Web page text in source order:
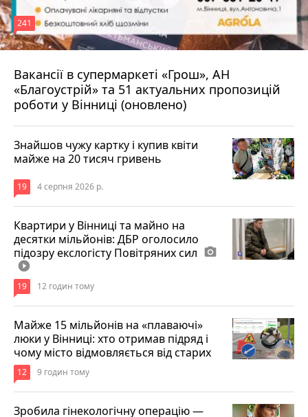
Вакансії в супермаркеті «Грош», АН
«Благоустрій» та 51 актуальних пропозицій
роботи у Вінниці (оновлено)
241
4 серпня 2026 р.
Знайшов чужу картку і купив квіти
майже на 20 тисяч гривень
19 4 серпня 2026 р.
Квартири у Вінниці та майно на
десятки мільйонів: ДБР оголосило
підозру екслогісту Повітряних сил photo_camera
play_circle_filled
19 12 годин тому
Майже 15 мільйонів на «плаваючі»
люки у Вінниці: хто отримав підряд і
чому місто відмовляється від старих
12 9 годин тому
Зробила гінекологічну операцію —